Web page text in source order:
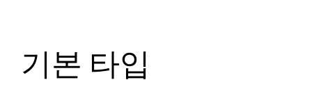
기본 타입